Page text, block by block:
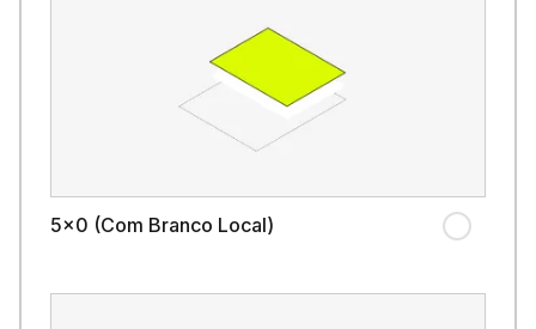
5x0 (Com Branco Local)